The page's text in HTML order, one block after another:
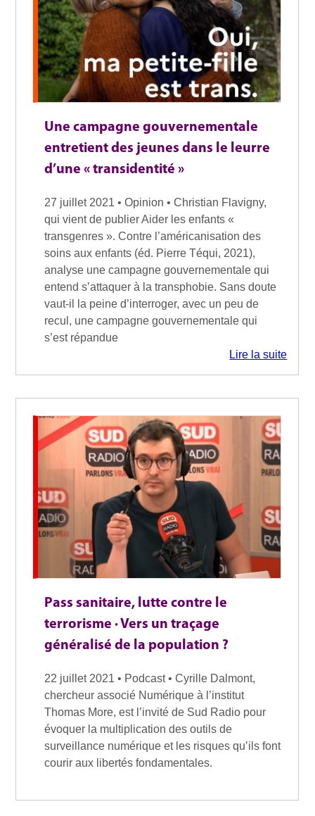
Une campagne gouvernementale
entretient des jeunes dans le leurre
d’une « transidentité »
27 juillet 2021 • Opinion • Christian Flavigny,
qui vient de publier Aider les enfants «
transgenres ». Contre l’américanisation des
soins aux enfants (éd. Pierre Téqui, 2021),
analyse une campagne gouvernementale qui
entend s’attaquer à la transphobie. Sans doute
vaut-il la peine d’interroger, avec un peu de
recul, une campagne gouvernementale qui
s’est répandue
Lire la suite
Pass sanitaire, lutte contre le
terrorisme · Vers un traçage
généralisé de la population ?
22 juillet 2021 • Podcast • Cyrille Dalmont,
chercheur associé Numérique à l’institut
Thomas More, est l’invité de Sud Radio pour
évoquer la multiplication des outils de
surveillance numérique et les risques qu’ils font
courir aux libertés fondamentales.